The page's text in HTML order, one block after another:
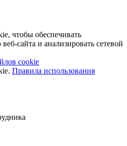
чтобы обеспечивать
сайта и анализировать сетевой
cookie
Правила использования